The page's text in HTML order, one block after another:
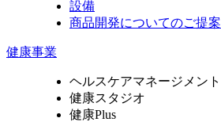
設備
商品開発についてのご提案
健康事業
ヘルスケアマネージメント
健康スタジオ
健康Plus